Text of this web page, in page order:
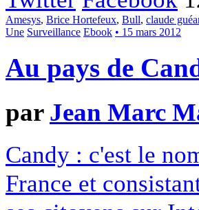
Amesys, Brice Hortefeux, Bull, claude
Une Surveillance Ebook • 15 mars 2012
Au pays de
par Jean Marc
Candy : c'est le
France et